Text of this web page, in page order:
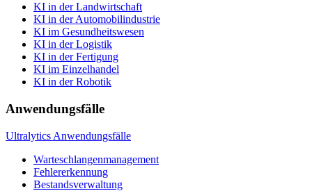
KI in der Landwirtschaft
KI in der Automobilindustrie
KI im Gesundheitswesen
KI in der Logistik
KI in der Fertigung
KI im Einzelhandel
KI in der Robotik
Anwendungsfälle
Ultralytics Anwendungsfälle
Warteschlangenmanagement
Fehlererkennung
Bestandsverwaltung